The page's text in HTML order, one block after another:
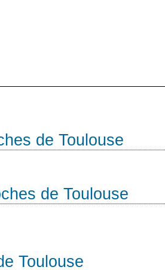
de Toulouse
de Toulouse
Toulouse